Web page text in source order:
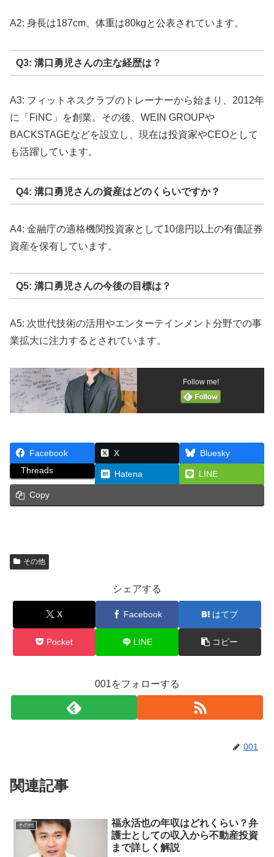
A2: 身長は187cm、体重は80kgと公表されています。
Q3: 溝口勇児さんの主な経歴は？
A3: フィットネスクラブのトレーナーから始まり、2012年
に「FiNC」を創業。その後、WEIN GROUPや
BACKSTAGEなどを設立し、現在は投資家やCEOとして
も活躍しています。
Q4: 溝口勇児さんの資産はどのくらいですか？
A4: 金融庁の適格機関投資家として10億円以上の有価証券
資産を保有しています。
Q5: 溝口勇児さんの今後の目標は？
A5: 次世代技術の活用やエンターテインメント分野での事
業拡大に注力するとされています。
Follow me!
Facebook X
Bluesky
Threads
Hatena LINE
Copy
その他
シェアする
X Facebook はてブ
Pocket LINE コピー
001をフォローする
001
関連記事
その他
福永活也の年収はどれくらい？弁
護士としての収入から不動産投資
まで詳しく解説